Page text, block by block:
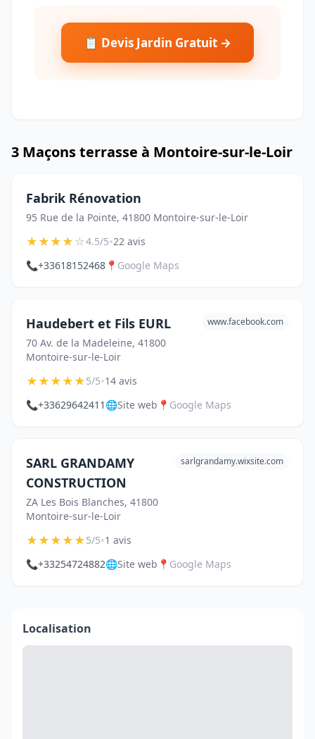
📋 Devis Jardin Gratuit →
3 Maçons terrasse à Montoire-sur-le-Loir
Fabrik Rénovation
95 Rue de la Pointe, 41800 Montoire-sur-le-Loir
★★★★☆4.5/5•22 avis
📞+33618152468 📍 Google Maps
Haudebert et Fils EURL
70 Av. de la Madeleine, 41800
Montoire-sur-le-Loir
www.facebook.com
★★★★★5/5•14 avis
📞+33629642411 🌐Site web 📍 Google Maps
SARL GRANDAMY
CONSTRUCTION
ZA Les Bois Blanches, 41800
Montoire-sur-le-Loir
sarlgrandamy.wixsite.com
★★★★★5/5•1 avis
📞+33254724882🌐Site web 📍 Google Maps
Localisation